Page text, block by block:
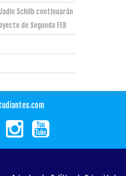
Schilb continuarán
de Segunda FEB